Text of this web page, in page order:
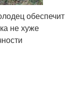
обеспечит
не хуже